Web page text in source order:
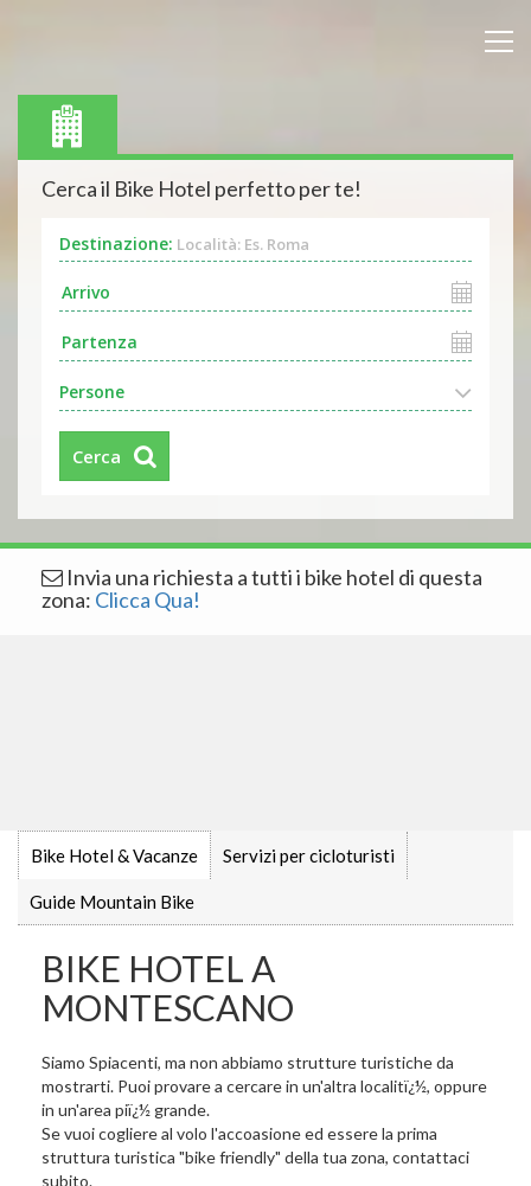
Cerca il Bike Hotel perfetto per te!
Destinazione: Località: Es. Roma
Persone
Cerca
Invia una richiesta a tutti i bike hotel di questa
zona: Clicca Qua!
Bike Hotel & Vacanze Servizi per cicloturisti
Guide Mountain Bike
BIKE HOTEL A
MONTESCANO
Siamo Spiacenti, ma non abbiamo strutture turistiche da
mostrarti. Puoi provare a cercare in un'altra localitï¿½, oppure
in un'area piï¿½ grande.
Se vuoi cogliere al volo l'accoasione ed essere la prima
struttura turistica "bike friendly" della tua zona, contattaci
subito.